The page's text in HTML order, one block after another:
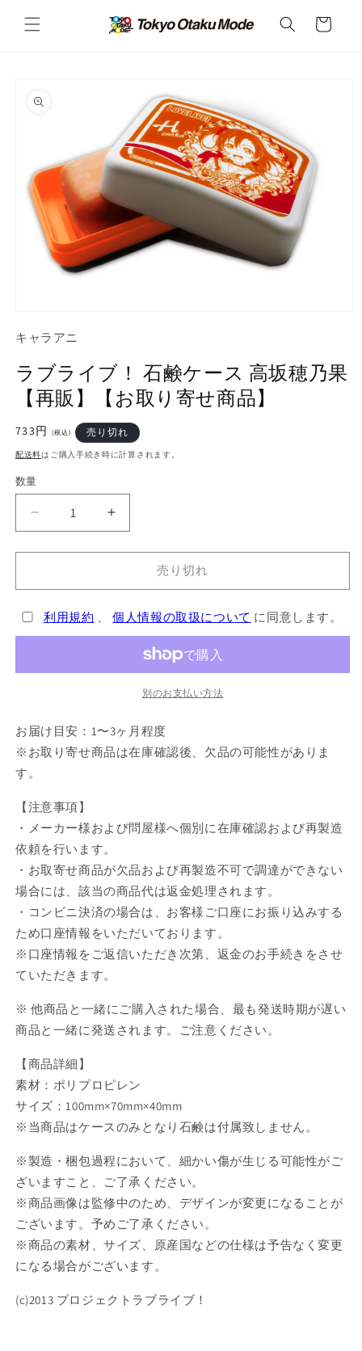
ンツに
進む
ー
報にス
キップ
ー
ダ
で
ア
を
開
く
キャラアニ
ラブライブ！ 石鹸ケース 高坂穂乃果
【再販】【お取り寄せ商品】
通
常
格
733円 (税込) 売り切れ
配送料はご購入手続き時に計算されます。
数量
石
鹸
ー
坂
穂
【再
販】
【お
取
り
寄
せ
商
品】
の
数
量
減
ら
す
ラ
石
鹸
ー
坂
穂
販】
取
り
寄
せ
商
数
量
や
す
売り切れ
利用規約 、個人情報の取扱について に同意します。
別のお支払い方法
お届け目安：1〜3ヶ月程度
※お取り寄せ商品は在庫確認後、欠品の可能性がありま
す。
【注意事項】
・メーカー様および問屋様へ個別に在庫確認および再製造
依頼を行います。
・お取寄せ商品が欠品および再製造不可で調達ができない
場合には、該当の商品代は返金処理されます。
・コンビニ決済の場合は、お客様ご口座にお振り込みする
ため口座情報をいただいております。
※口座情報をご返信いただき次第、返金のお手続きをさせ
ていただきます。
※ 他商品と一緒にご購入された場合、最も発送時期が遅い
商品と一緒に発送されます。ご注意ください。
【商品詳細】
素材：ポリプロピレン
サイズ：100mm×70mm×40mm
※当商品はケースのみとなり石鹸は付属致しません。
※製造・梱包過程において、細かい傷が生じる可能性がご
ざいますこと、ご了承ください。
※商品画像は監修中のため、デザインが変更になることが
ございます。予めご了承ください。
※商品の素材、サイズ、原産国などの仕様は予告なく変更
になる場合がございます。
(c)2013 プロジェクトラブライブ！